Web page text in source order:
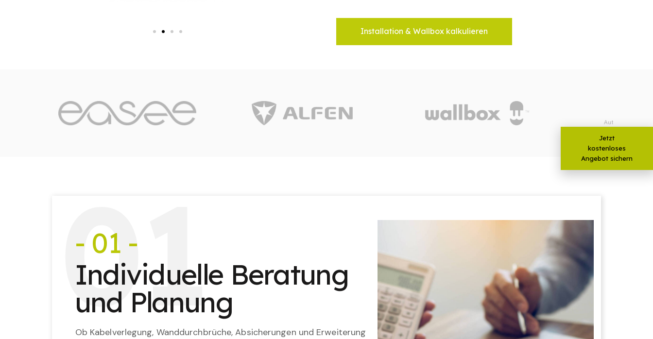
Installation & Wallbox kalkulieren
01
- 01 -
Individuelle Beratung
und Planung
Ob Kabelverlegung, Wanddurchbrüche, Absicherungen und Erweiterung
Jetzt
kostenloses
Angebot sichern